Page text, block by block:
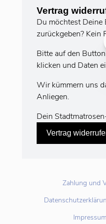
Vertrag
Du möchtest Deine
zurückgeben? Kein
Bitte auf den
klicken und Daten
Wir kümmern uns
Anliegen.
Dein
Vertrag
Zahlung und
Impressum